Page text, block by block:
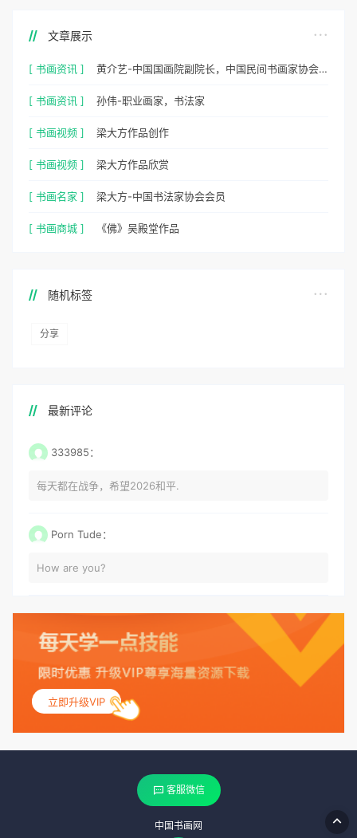
文章展示
[ 书画资讯 ] 黄介艺-中国国画院副院长，中国民间书画家协会副主席
[ 书画资讯 ] 孙伟-职业画家，书法家
[ 书画视频 ] 梁大方作品创作
[ 书画视频 ] 梁大方作品欣赏
[ 书画名家 ] 梁大方-中国书法家协会会员
[ 书画商城 ] 《佛》吴殿堂作品
随机标签
分享
最新评论
333985：
每天都在战争，希望2026和平.
Porn Tude：
How are you?
立即升级VIP
客服微信
中国书画网